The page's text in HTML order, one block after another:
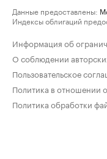
Данные предоставлены:
Индексы облигаций
Информация об
О соблюдении
Пользовательское
Политика в отношении
Политика обработки